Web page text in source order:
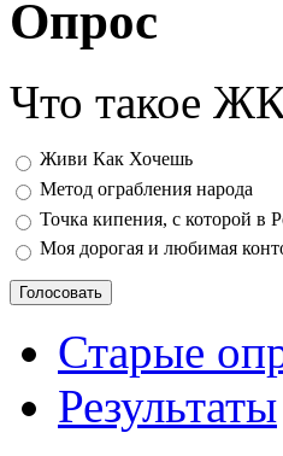
Опрос
Что такое
Варианты
Живи Как Хочешь
Метод ограбления народа
Точка кипения, с которой в
Моя дорогая и любимая
Старые
Результаты